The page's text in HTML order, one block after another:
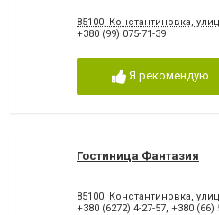
85100, Константиновка,
+380 (99) 075-71-39
Я рекомендую
Гостиница Фантазия
85100, Константиновка,
+380 (6272) 4-27-57, +380 (66)